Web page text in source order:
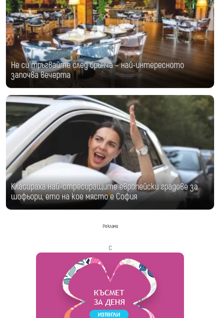
Не си тръгвайте след брънча – най-интересното
започва вечерта
Класираха най-стресиращите европейски градове за
шофьори, ето на кое място е София
Реклама
с